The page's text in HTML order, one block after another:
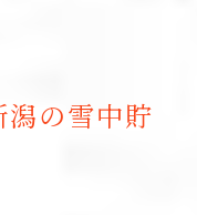
の雪中貯